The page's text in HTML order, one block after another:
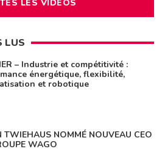
LES VIDÉOS
LUS
– Industrie et compétitivité :
énergétique, flexibilité,
et robotique
TWIEHAUS NOMMÉ NOUVEAU CEO
WAGO